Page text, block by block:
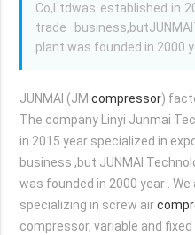
Co,Ltdwas established in
trade
plant was founded in 2000
JUNMAI (JMcompressor)
The company Linyi Junmai
in 2015 year specialized in
business ,but JUNMAI
was founded in 2000 year .
specializing in screw air
compressor, variable and